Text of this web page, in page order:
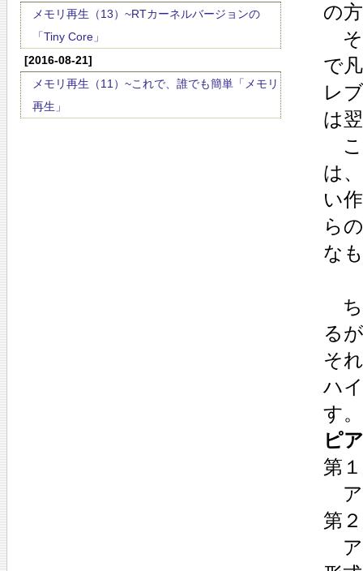
メモリ再生（13）~RTカーネルバージョンの
「Tiny Core」
[2016-08-21]
メモリ再生（11）~これで、誰でも簡単「メモリ
再生」
の
そ
で
レ
は
こ
は
い
ら
な
ち
る
そ
ハ
す。
ピ
第
ア
第
ア